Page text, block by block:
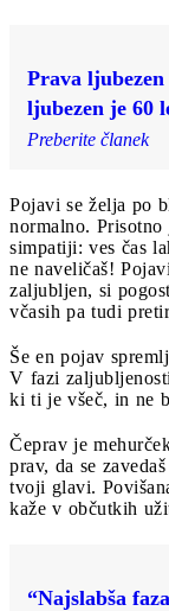
Prava
ljubezen je 60
Preberite članek
Pojavi se želja po
normalno. Prisotno
simpatiji: ves čas
ne naveličaš!
zaljubljen, si
včasih pa tudi
Še en pojav
V fazi
ki ti je všeč, in ne
Čeprav je
prav, da se
tvoji glavi.
kaže v občutkih
“Najslabša